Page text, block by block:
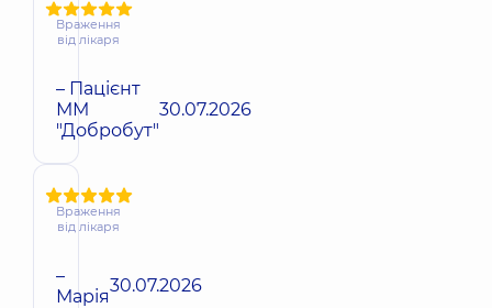
Враження
від лікаря
– Пацієнт
ММ
"Добробут"
30.07.2026
Враження
від лікаря
–
Марія30.07.2026